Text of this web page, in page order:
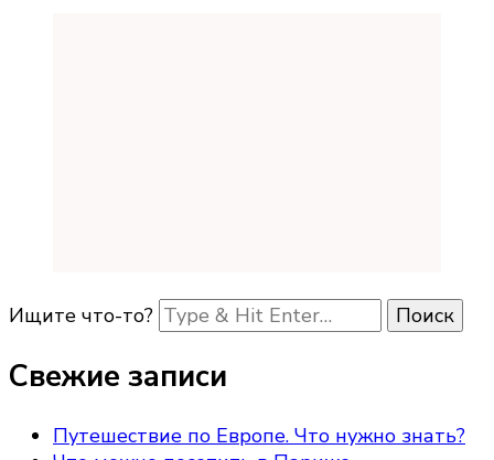
Ищите что-то?
Свежие записи
Путешествие по Европе. Что нужно знать?